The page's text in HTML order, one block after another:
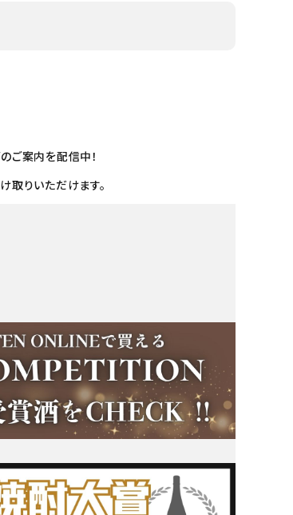
ご案内を配信中！
取りいただけます。